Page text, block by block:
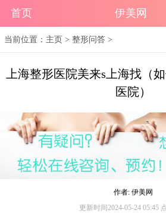
首页 伊美网
当前位置： 主页 >整形问答 >
上海整形医院美来s上海找（
医院）
作者: 伊美网
更新时间2024-05-24 05:45